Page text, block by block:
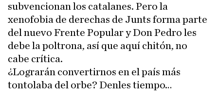
subvencionan los catalanes. Pero la
xenofobia de derechas de Junts forma parte
del nuevo Frente Popular y Don Pedro les
debe la poltrona, así que aquí chitón, no
cabe crítica.
¿Lograrán convertirnos en el país más
tontolaba del orbe? Denles tiempo…